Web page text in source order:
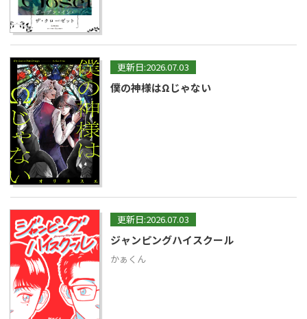
更新日:2026.07.03
僕の神様はΩじゃない
更新日:2026.07.03
ジャンピングハイスクール
かぁくん